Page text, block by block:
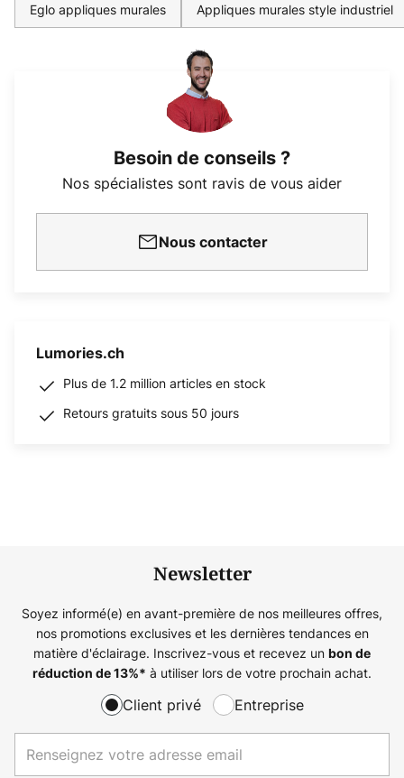
Eglo appliques murales Appliques murales style industriel
Besoin de conseils ?
Nos spécialistes sont ravis de vous aider
Nous contacter
Lumories.ch
Plus de 1.2 million articles en stock
Retours gratuits sous 50 jours
Newsletter
Soyez informé(e) en avant-première de nos meilleures offres,
nos promotions exclusives et les dernières tendances en
matière d'éclairage. Inscrivez-vous et recevez un bon de
réduction de13%* à utiliser lors de votre prochain achat.
Client privé Entreprise